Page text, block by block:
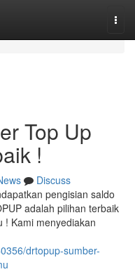
Top Up
!
Discuss
pengisian saldo
adalah pilihan terbaik
! Kami menyediakan
drtopup-sumber-